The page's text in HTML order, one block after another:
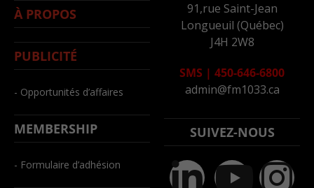
À PROPOS
PUBLICITÉ
- Opportunités d’affaires
MEMBERSHIP
- Formulaire d’adhésion
91,rue Saint-Jean
Longueuil (Québec)
J4H 2W8
SMS | 450-646-6800
admin@fm1033.ca
SUIVEZ-NOUS